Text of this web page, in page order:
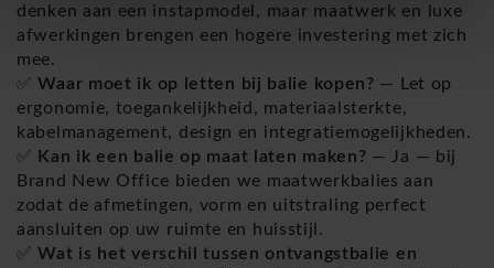
denken aan een instapmodel, maar maatwerk en luxe
afwerkingen brengen een hogere investering met zich
mee.
✅Waar moet ik op letten bij balie kopen? — Let op
ergonomie, toegankelijkheid, materiaalsterkte,
kabelmanagement, design en integratiemogelijkheden.
✅ Kan ik een balie op maat laten maken? — Ja — bij
Brand New Office bieden we maatwerkbalies aan
zodat de afmetingen, vorm en uitstraling perfect
aansluiten op uw ruimte en huisstijl.
✅Wat is het verschil tussen ontvangstbalie en